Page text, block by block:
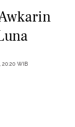
20:20 WIB